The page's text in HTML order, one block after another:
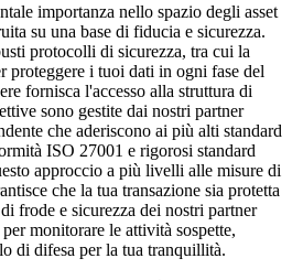
importanza nello spazio degli asset
su una base di fiducia e sicurezza.
protocolli di sicurezza, tra cui la
proteggere i tuoi dati in ogni fase del
fornisca l'accesso alla struttura di
sono gestite dai nostri partner
che aderiscono ai più alti standard
ISO 27001 e rigorosi standard
approccio a più livelli alle misure di
che la tua transazione sia protetta
frode e sicurezza dei nostri partner
monitorare le attività sospette,
di difesa per la tua tranquillità.